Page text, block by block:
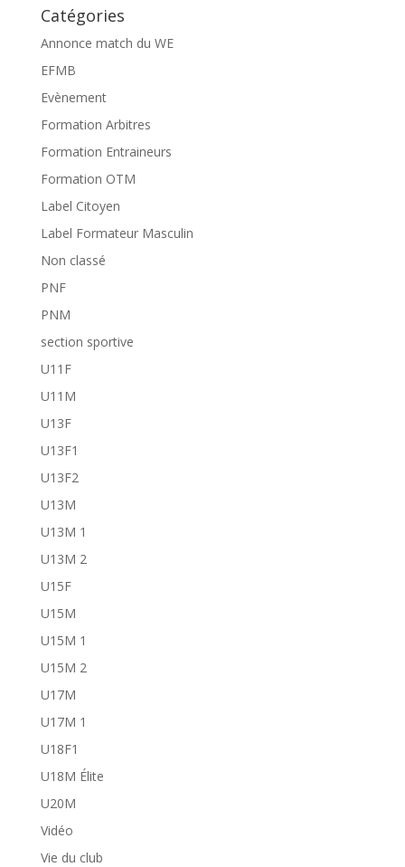
Catégories
Annonce match du WE
EFMB
Evènement
Formation Arbitres
Formation Entraineurs
Formation OTM
Label Citoyen
Label Formateur Masculin
Non classé
PNF
PNM
section sportive
U11F
U11M
U13F
U13F1
U13F2
U13M
U13M 1
U13M 2
U15F
U15M
U15M 1
U15M 2
U17M
U17M 1
U18F1
U18M Élite
U20M
Vidéo
Vie du club